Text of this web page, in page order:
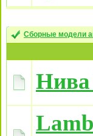
Сборные модели
Нива